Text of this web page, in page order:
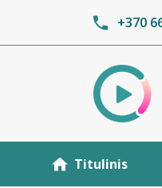
+370
Titulinis